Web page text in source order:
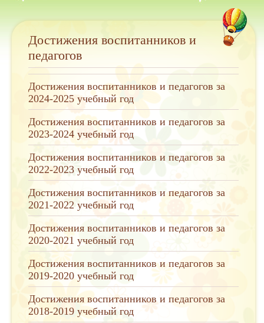
Достижения воспитанников и
педагогов
Достижения воспитанников и педагогов за
2024-2025 учебный год
Достижения воспитанников и педагогов за
2023-2024 учебный год
Достижения воспитанников и педагогов за
2022-2023 учебный год
Достижения воспитанников и педагогов за
2021-2022 учебный год
Достижения воспитанников и педагогов за
2020-2021 учебный год
Достижения воспитанников и педагогов за
2019-2020 учебный год
Достижения воспитанников и педагогов за
2018-2019 учебный год